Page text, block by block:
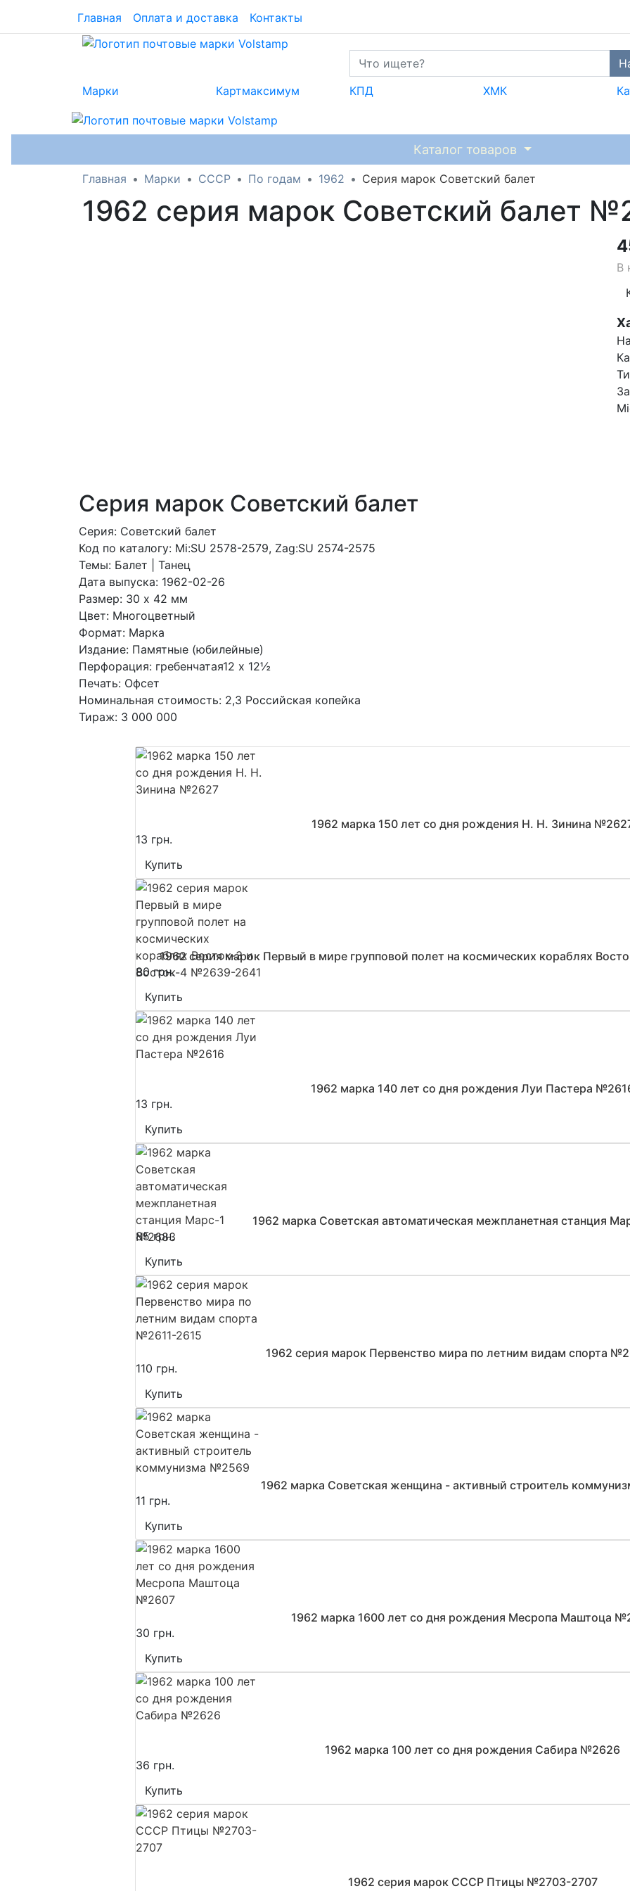
Главная Оплата и доставка Контакты
Марки
Картмаксимум КПД ХМК
Каталог товаров
Главная Марки СССР По годам 1962 Серия марок Советский балет
1962 серия марок Советский балет
В
Серия марок Советский балет
Серия: Советский балет
Код по каталогy: Mi:SU 2578-2579, Zag:SU 2574-2575
Темы: Балет | Танец
Дата выпуска: 1962-02-26
Размер: 30 x 42 мм
Цвет: Многоцветный
Формат: Марка
Издание: Памятные (юбилейные)
Перфорация: гребенчатая12 x 12½
Печать: Офсет
Номинальная стоимость: 2,3 Российская копейка
Тираж: 3 000 000
1962 марка 150 лет со дня рождения Н. Н. Зинина
13 грн.
Купить
1962 серия марок Первый в мире групповой полет на космических кораблях
80 грн.
Купить
1962 марка 140 лет со дня рождения Луи Пастера
13 грн.
Купить
1962 марка Советская автоматическая межпланетная станция
85 грн.
Купить
1962 серия марок Первенство мира по летним видам спорта
110 грн.
Купить
1962 марка Советская женщина - активный строитель
11 грн.
Купить
1962 марка 1600 лет со дня рождения Месропа Маштоца
30 грн.
Купить
1962 марка 100 лет со дня рождения Сабира №2626
36 грн.
Купить
1962 серия марок СССР Птицы №2703-2707